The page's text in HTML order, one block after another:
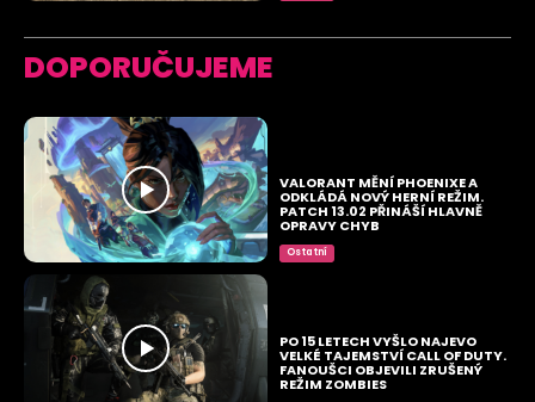
DOPORUČUJEME
VALORANT MĚNÍ PHOENIXE A
ODKLÁDÁ NOVÝ HERNÍ REŽIM.
PATCH 13.02 PŘINÁŠÍ HLAVNĚ
OPRAVY CHYB
Ostatní
PO 15 LETECH VYŠLO NAJEVO
VELKÉ TAJEMSTVÍ CALL OF DUTY.
FANOUŠCI OBJEVILI ZRUŠENÝ
REŽIM ZOMBIES